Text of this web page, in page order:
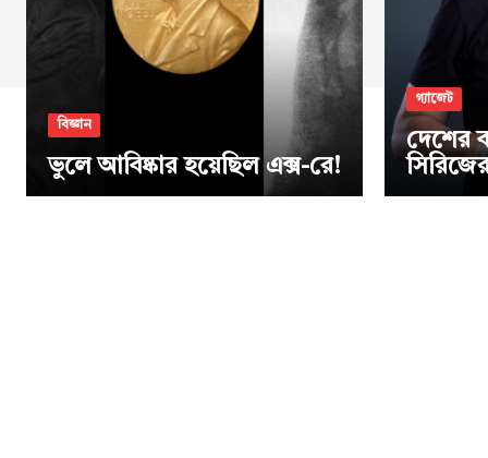
বিজ্ঞান
ভুলে আবিষ্কার হয়েছিল এক্স-রে!
গ্যাজেট
দেশের